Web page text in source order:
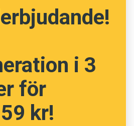
NÄSTA FRÅGA
i 3
för
kr!